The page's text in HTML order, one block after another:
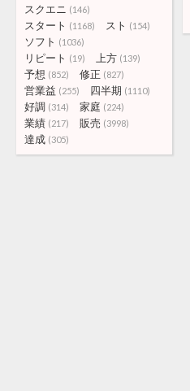
スクエニ (146)
スタート (1168) スト (154)
ソフト (1036)
リピート (19) 上方 (139)
予想 (852) 修正 (827)
営業益 (255) 四半期 (1110)
好調 (314) 家庭 (224)
業績 (217) 販売 (3998)
達成 (305)